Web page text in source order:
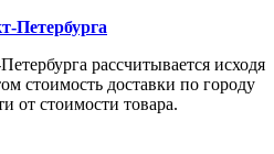
Петербурга
рассчитывается исходя
стоимость доставки по городу
от стоимости товара.